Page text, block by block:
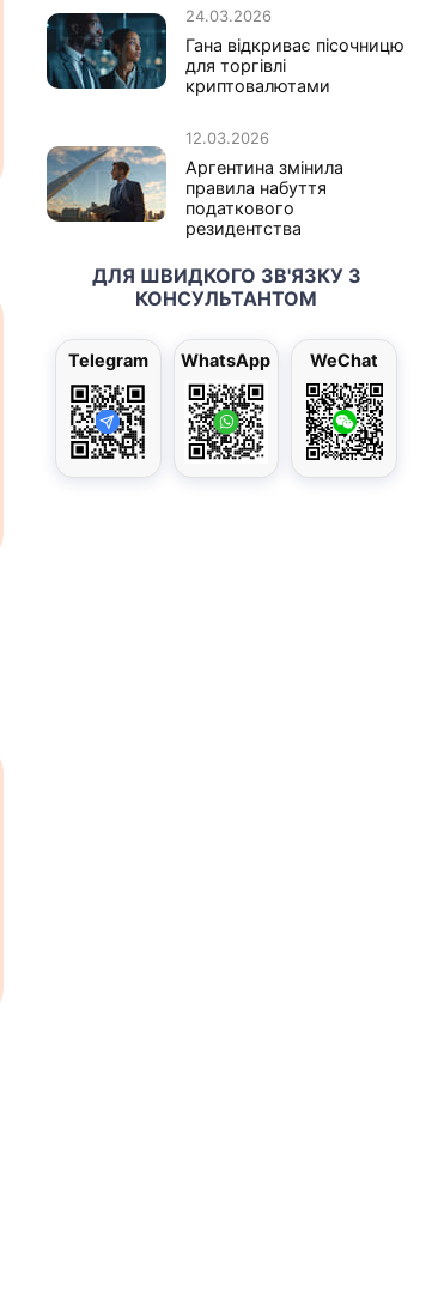
24.03.2026
Гана відкриває пісочницю
для торгівлі
криптовалютами
12.03.2026
Аргентина змінила
правила набуття
податкового
резидентства
ДЛЯ ШВИДКОГО ЗВ'ЯЗКУ З
КОНСУЛЬТАНТОМ
Telegram WhatsApp WeChat